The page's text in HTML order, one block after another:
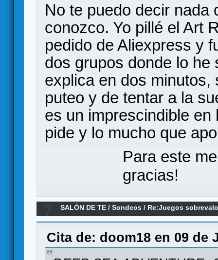
No te puedo decir nada
conozco. Yo pillé el Art
pedido de Aliexpress y
dos grupos donde lo he
explica en dos minutos,
puteo y de tentar a la
es un imprescindible
pide y lo mucho que
Para este
gracias!
SALÓN DE TE /Sondeos / Re:Juegos
Cita de: doom18 en 09 de